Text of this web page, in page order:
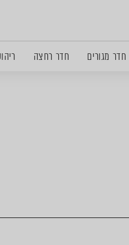
חדר מגורים חדר רחצה